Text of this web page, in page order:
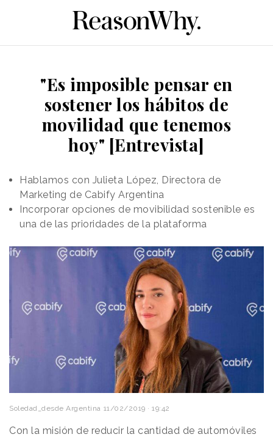
"Es imposible pensar en
sostener los hábitos de
movilidad que tenemos
hoy" [Entrevista]
Hablamos con Julieta López, Directora de
Marketing de Cabify Argentina
Incorporar opciones de movibilidad sostenible es
una de las prioridades de la plataforma
Soledad_desde Argentina 11/02/2019 · 19:42
Con la misión de reducir la cantidad de automóviles